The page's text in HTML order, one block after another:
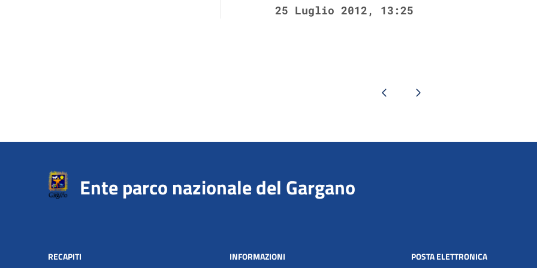
25 Luglio 2012, 13:25
Pagina precedentePagina successiva
Ente parco nazionale del Gargano
RECAPITI INFORMAZIONI POSTA ELETTRONICA